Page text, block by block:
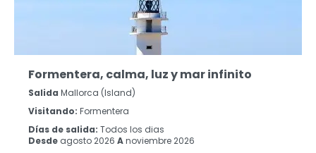
Formentera, calma, luz y mar infinito
Salida Mallorca (island)
Visitando: Formentera
Días de salida: Todos los dias
Desde agosto 2026 Anoviembre 2026